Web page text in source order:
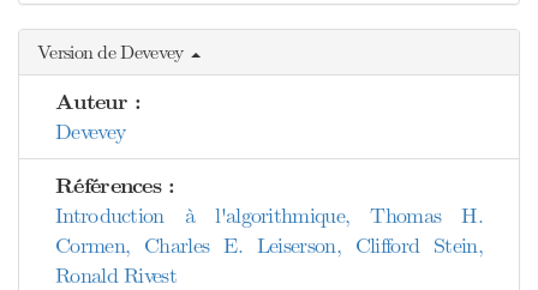
Version de Devevey
Auteur :
Devevey
Références :
Introduction à l'algorithmique, Thomas H.
Cormen, Charles E. Leiserson, Clifford Stein,
Ronald Rivest